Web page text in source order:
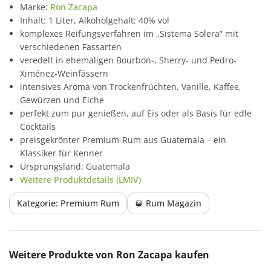
Marke: Ron Zacapa
Inhalt: 1 Liter, Alkoholgehalt: 40% vol
komplexes Reifungsverfahren im „Sistema Solera“ mit
verschiedenen Fassarten
veredelt in ehemaligen Bourbon-, Sherry- und Pedro-
Ximénez-Weinfässern
intensives Aroma von Trockenfrüchten, Vanille, Kaffee,
Gewürzen und Eiche
perfekt zum pur genießen, auf Eis oder als Basis für edle
Cocktails
preisgekrönter Premium-Rum aus Guatemala – ein
Klassiker für Kenner
Ursprungsland: Guatemala
Weitere Produktdetails (LMIV)
Kategorie: Premium Rum 🥃 Rum Magazin
Produktgalerie überspringen
Weitere Produkte von Ron Zacapa kaufen